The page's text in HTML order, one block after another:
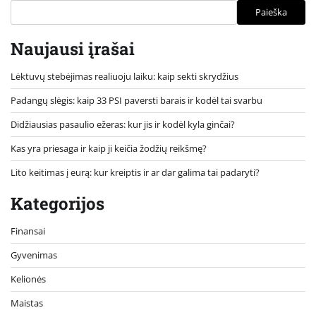
Paieška
Naujausi įrašai
Lėktuvų stebėjimas realiuoju laiku: kaip sekti skrydžius
Padangų slėgis: kaip 33 PSI paversti barais ir kodėl tai svarbu
Didžiausias pasaulio ežeras: kur jis ir kodėl kyla ginčai?
Kas yra priesaga ir kaip ji keičia žodžių reikšmę?
Lito keitimas į eurą: kur kreiptis ir ar dar galima tai padaryti?
Kategorijos
Finansai
Gyvenimas
Kelionės
Maistas